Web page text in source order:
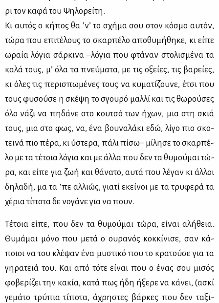
ρι τον κα­φά του Ψη­λο­ρεί­τη.
Κι αυ­τός ο κή­πος θα ’ν’ το σχή­μα σου στον κό­σμο αυ­τόν,
τώ­ρα που επι­τέ­λους το σκαρ­πέ­λο απο­θυ­μή­θη­κε, κι εί­πε
ωραία λό­για σάρ­κι­να –λό­για που φτά­ναν στο­λι­σμέ­να τα
κα­λά τους, μ’ όλα τα πνεύ­μα­τα, με τις οξεί­ες, τις βα­ρεί­ες,
κι όλες τις πε­ρι­σπω­μέ­νες τους να κυ­μα­τί­ζου­νε, έτσι που
τους φυ­σού­σε η σκέ­ψη το σγου­ρό μαλ­λί και τις θω­ρού­σες
όλο νά­ζι να πη­δά­νε στο κου­τσό των ήχων, μια στη σκιά
τους, μια στο φως, να, ένα βου­να­λά­κι εδώ, λί­γο πιο σκο­
τει­νά πιο πέ­ρα, κι ύστε­ρα, πά­λι πί­σω– μί­λη­σε το σκαρ­πέ­
λο με τα τέ­τοια λό­για και με άλ­λα που δεν τα θυ­μού­μαι τώ­
ρα, και εί­πε για ζωή και θά­να­το, αυ­τά που λέ­γαν κι άλ­λοι
δη­λα­δή, μα τα ‘πε αλ­λιώς, για­τί εκεί­νοι με τα τρυ­φε­ρά τα
χέ­ρια τί­πο­τα δε νο­γά­νε για να πουν.
Τέ­τοια εί­πε, που δεν τα θυ­μού­μαι τώ­ρα, εί­ναι αλή­θεια.
Θυ­μά­μαι μό­νο που με­τά ο ου­ρα­νός κοκ­κί­νι­σε, σαν κά­
ποιοι να του κλέ­ψαν ένα μυ­στι­κό που το κρα­τού­σε για τα
γη­ρα­τειά του. Και από τό­τε εί­ναι που ο ένας σου μι­σός
φο­βε­ρί­ζει την κα­κία, κα­τά πως ήδη ήξε­ρε να κά­νει, (ασκί
γε­μά­το τρύ­πια τί­πο­τα, άχρη­στες βάρ­κες που δεν τα­ξι­